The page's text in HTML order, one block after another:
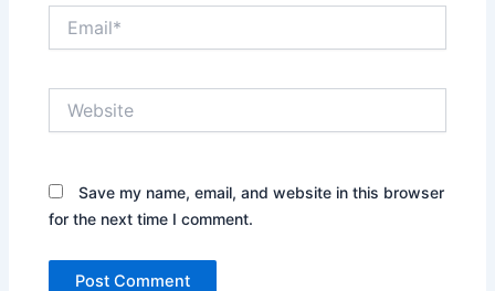
Save my name, email, and website in this browser
for the next time I comment.